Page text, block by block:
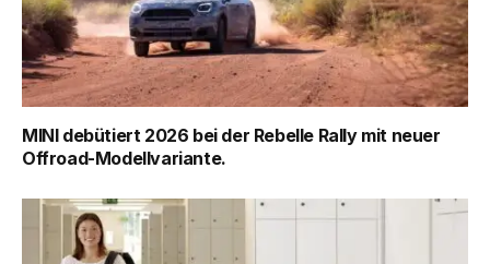
MINI debütiert 2026 bei der Rebelle Rally mit neuer
Offroad-Modellvariante.